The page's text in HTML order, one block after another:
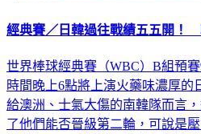
經典賽／日韓過往戰績五五開！
世界棒球經典賽（WBC）B組預
時間晚上6點將上演火藥味濃厚的
給澳洲、士氣大傷的南韓隊而言
了他們能否晉級第二輪，可說是